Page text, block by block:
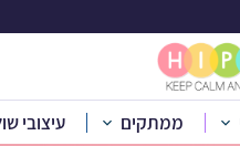
ממתקים עיצובי אכילות גיבורי על תמונה